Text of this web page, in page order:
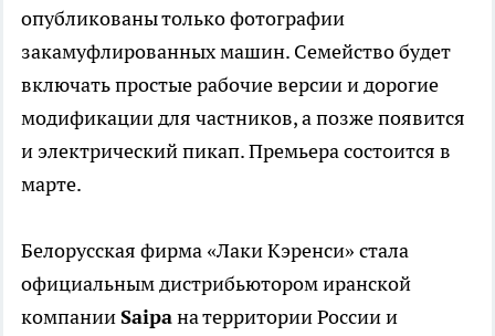
опубликованы только фотографии
закамуфлированных машин. Семейство будет
включать простые рабочие версии и дорогие
модификации для частников, а позже появится
и электрический пикап. Премьера состоится в
марте.
Белорусская фирма «Лаки Кэренси» стала
официальным дистрибьютором иранской
компанииSaipaна территории России и